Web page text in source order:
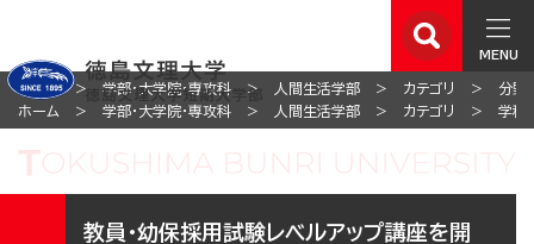
MENU
ホーム 学部・大学院・専攻科 人間生活学部 カテゴリ
分野
ホーム
学部・大学院・専攻科 人間生活学部 カテゴリ 学科
教員・幼保採用試験レベルアップ講座を開